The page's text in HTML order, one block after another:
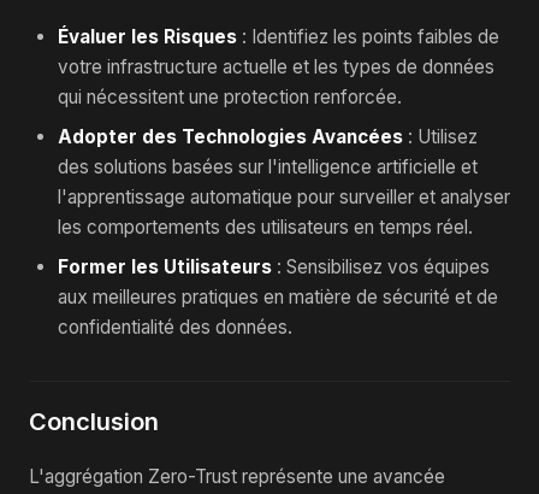
Évaluer les Risques : Identifiez les points faibles de
votre infrastructure actuelle et les types de données
qui nécessitent une protection renforcée.
Adopter des Technologies Avancées : Utilisez
des solutions basées sur l'intelligence artificielle et
l'apprentissage automatique pour surveiller et analyser
les comportements des utilisateurs en temps réel.
Former les Utilisateurs : Sensibilisez vos équipes
aux meilleures pratiques en matière de sécurité et de
confidentialité des données.
Conclusion
L'aggrégation Zero-Trust représente une avancée